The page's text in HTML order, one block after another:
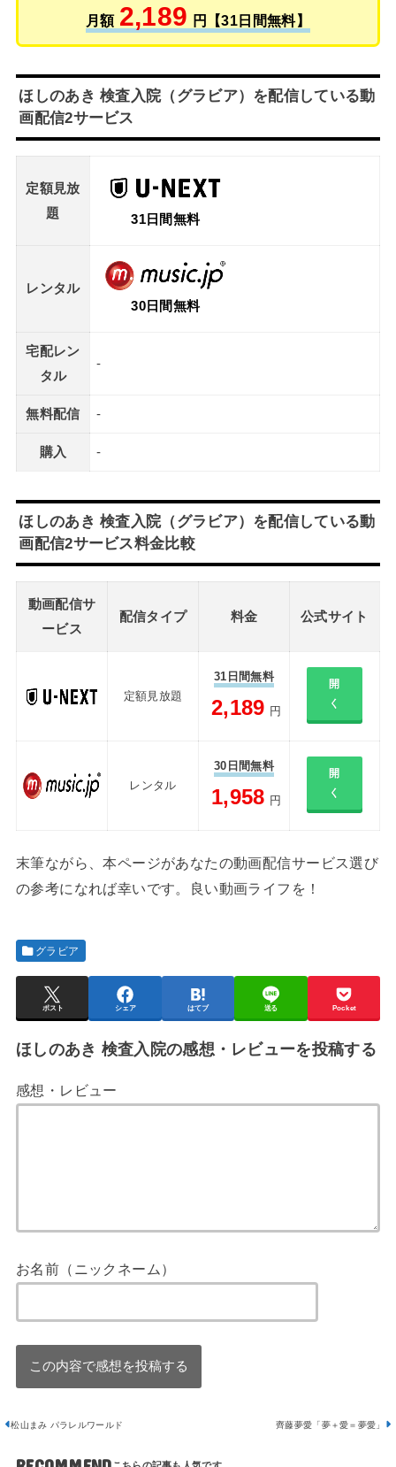
月額 2,189 円【31日間無料】
ほしのあき 検査入院（グラビア）を配信している動
画配信2サービス
定額見放
題
31日間無料
レンタル
30日間無料
宅配レン
タル
-
無料配信 -
購入 -
ほしのあき 検査入院（グラビア）を配信している動
画配信2サービス料金比較
動画配信サ
ービス
配信タイプ 料金 公式サイト
定額見放題
31日間無料
2,189 円
開
く
レンタル
30日間無料
1,958 円
開
く
末筆ながら、本ページがあなたの動画配信サービス選び
の参考になれば幸いです。良い動画ライフを！
グラビア
ポスト シェア はてブ 送る Pocket
ほしのあき 検査入院の感想・レビューを投稿する
感想・レビュー
お名前（ニックネーム）
松山まみ パラレルワールド 齊藤夢愛「夢＋愛＝夢愛」